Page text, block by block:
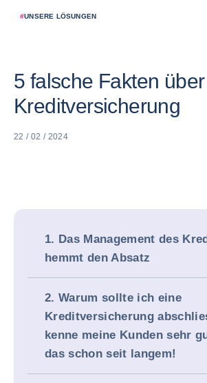
#UNSERE LÖSUNGEN
5 falsche Fakten
Kreditversicherung
22 / 02 / 2024
1. Das Management des
hemmt den Absatz
2. Warum sollte ich eine
Kreditversicherung
kenne meine Kunden sehr
das schon seit langem!